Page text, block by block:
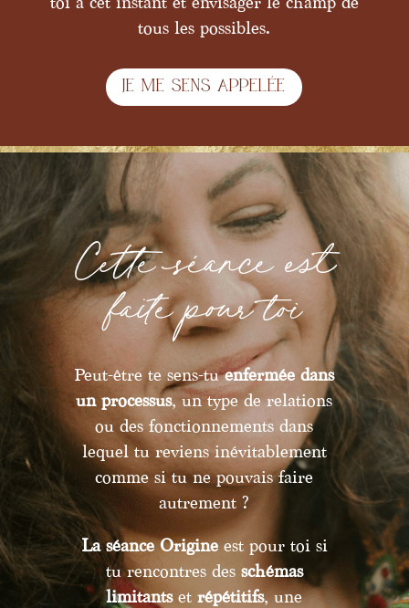
tous les possibles.
Je me sens appelée
Cette séance est
faite pour toi
Peut-être te sens-tuenfermée dans
un processus, un type de relations
ou des fonctionnements dans
lequel tu reviens inévitablement
comme si tu ne pouvais faire
autrement ?
La séance Origineest pour toi si
tu rencontres des schémas
limitantsetrépétitifs, une